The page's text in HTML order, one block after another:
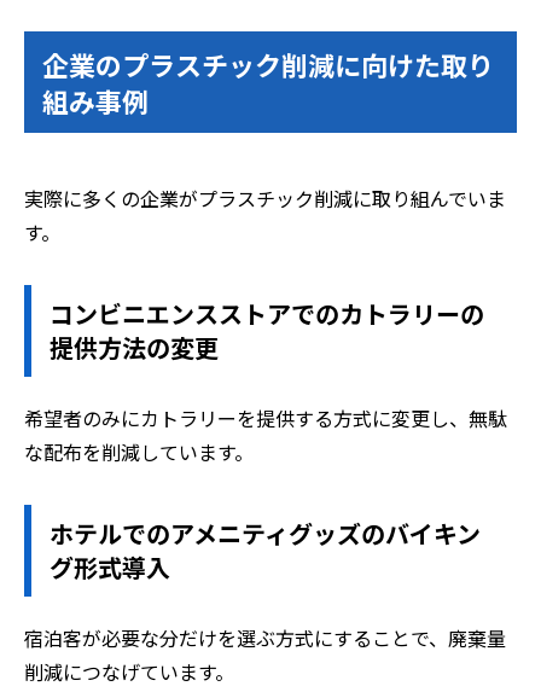
企業のプラスチック削減に向けた取り
組み事例
実際に多くの企業がプラスチック削減に取り組んでいま
す。
コンビニエンスストアでのカトラリーの
提供方法の変更
希望者のみにカトラリーを提供する方式に変更し、無駄
な配布を削減しています。
ホテルでのアメニティグッズのバイキン
グ形式導入
宿泊客が必要な分だけを選ぶ方式にすることで、廃棄量
削減につなげています。